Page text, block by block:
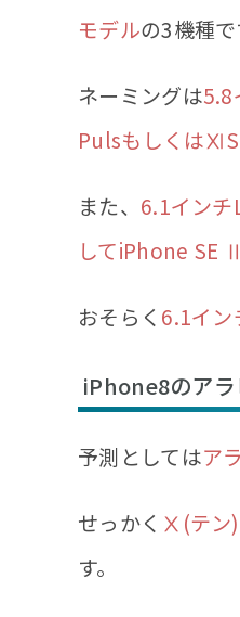
モデルの3機種で
ネーミングは5.8
Pulsもしくは
また、 6.1イン
してiPhone SE
おそらく 6.1イン
iPhone8のアラ
予測としてはア
せっかく Ⅹ(テン)
す。